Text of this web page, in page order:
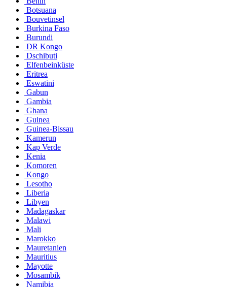
Botsuana
Bouvetinsel
Burkina Faso
Burundi
DR Kongo
Dschibuti
Elfenbeinküste
Eritrea
Eswatini
Gabun
Gambia
Ghana
Guinea
Guinea-Bissau
Kamerun
Kap Verde
Kenia
Komoren
Kongo
Lesotho
Liberia
Libyen
Madagaskar
Malawi
Mali
Marokko
Mauretanien
Mauritius
Mayotte
Mosambik
Namibia